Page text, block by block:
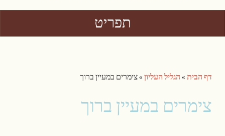
תפריט
דף הבית»הגליל העליון»צימרים במעיין ברוך
צימרים במעיין ברוך